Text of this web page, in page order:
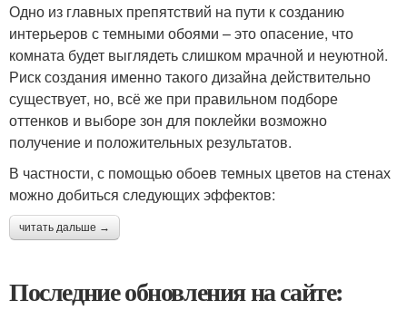
Одно из главных препятствий на пути к созданию
интерьеров с темными обоями – это опасение, что
комната будет выглядеть слишком мрачной и неуютной.
Риск создания именно такого дизайна действительно
существует, но, всё же при правильном подборе
оттенков и выборе зон для поклейки возможно
получение и положительных результатов.
В частности, с помощью обоев темных цветов на стенах
можно добиться следующих эффектов:
читать дальше →
Последние обновления на сайте: